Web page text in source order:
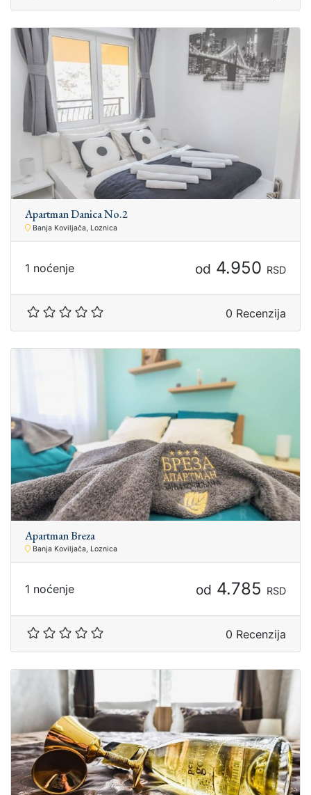
Apartman Danica No.2
Banja Koviljača, Loznica
1 noćenje od 4.950 RSD
0 Recenzija
Apartman Breza
Banja Koviljača, Loznica
1 noćenje od 4.785 RSD
0 Recenzija